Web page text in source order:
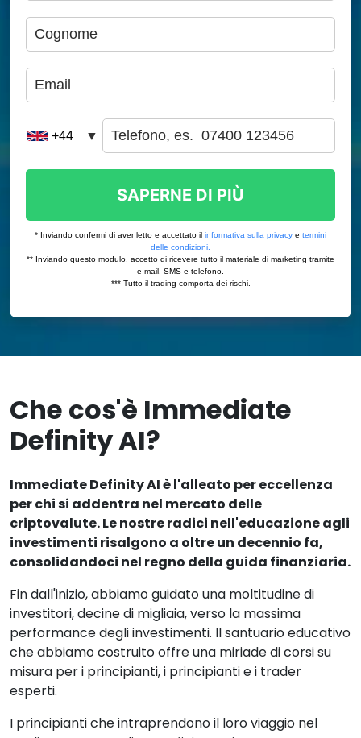
Che cos'è Immediate
Definity AI?
Immediate Definity AI è l'alleato per eccellenza
per chi si addentra nel mercato delle
criptovalute. Le nostre radici nell'educazione agli
investimenti risalgono a oltre un decennio fa,
consolidandoci nel regno della guida finanziaria.
Fin dall'inizio, abbiamo guidato una moltitudine di
investitori, decine di migliaia, verso la massima
performance degli investimenti. Il santuario educativo
che abbiamo costruito offre una miriade di corsi su
misura per i principianti, i principianti e i trader
esperti.
I principianti che intraprendono il loro viaggio nel